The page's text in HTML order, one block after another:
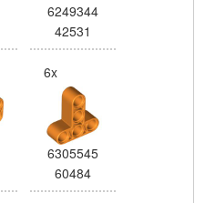
6249344
42531
6x
6305545
60484